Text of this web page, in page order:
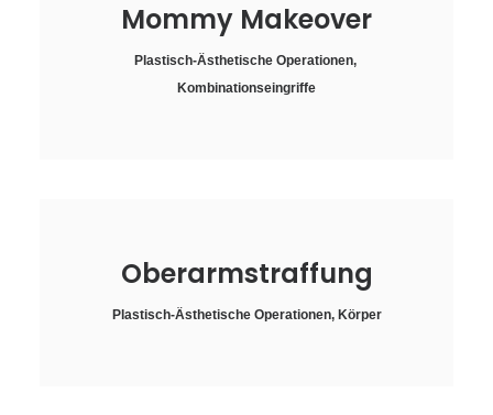
Mommy Makeover
Plastisch-Ästhetische Operationen,
Kombinationseingriffe
Oberarmstraffung
Plastisch-Ästhetische Operationen, Körper